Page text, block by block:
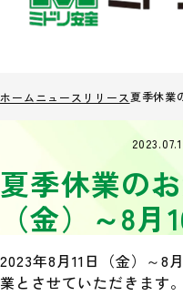
ホームニュースリリース夏季休業
夏季休業の
（金）～8月
2023年8月11日（金）～8
業とさせていただきます。